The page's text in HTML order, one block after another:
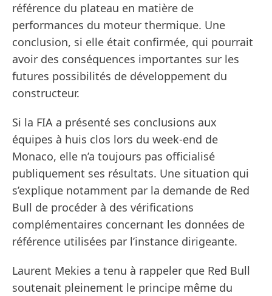
référence du plateau en matière de
performances du moteur thermique. Une
conclusion, si elle était confirmée, qui pourrait
avoir des conséquences importantes sur les
futures possibilités de développement du
constructeur.
Si la FIA a présenté ses conclusions aux
équipes à huis clos lors du week-end de
Monaco, elle n’a toujours pas officialisé
publiquement ses résultats. Une situation qui
s’explique notamment par la demande de Red
Bull de procéder à des vérifications
complémentaires concernant les données de
référence utilisées par l’instance dirigeante.
Laurent Mekies a tenu à rappeler que Red Bull
soutenait pleinement le principe même du